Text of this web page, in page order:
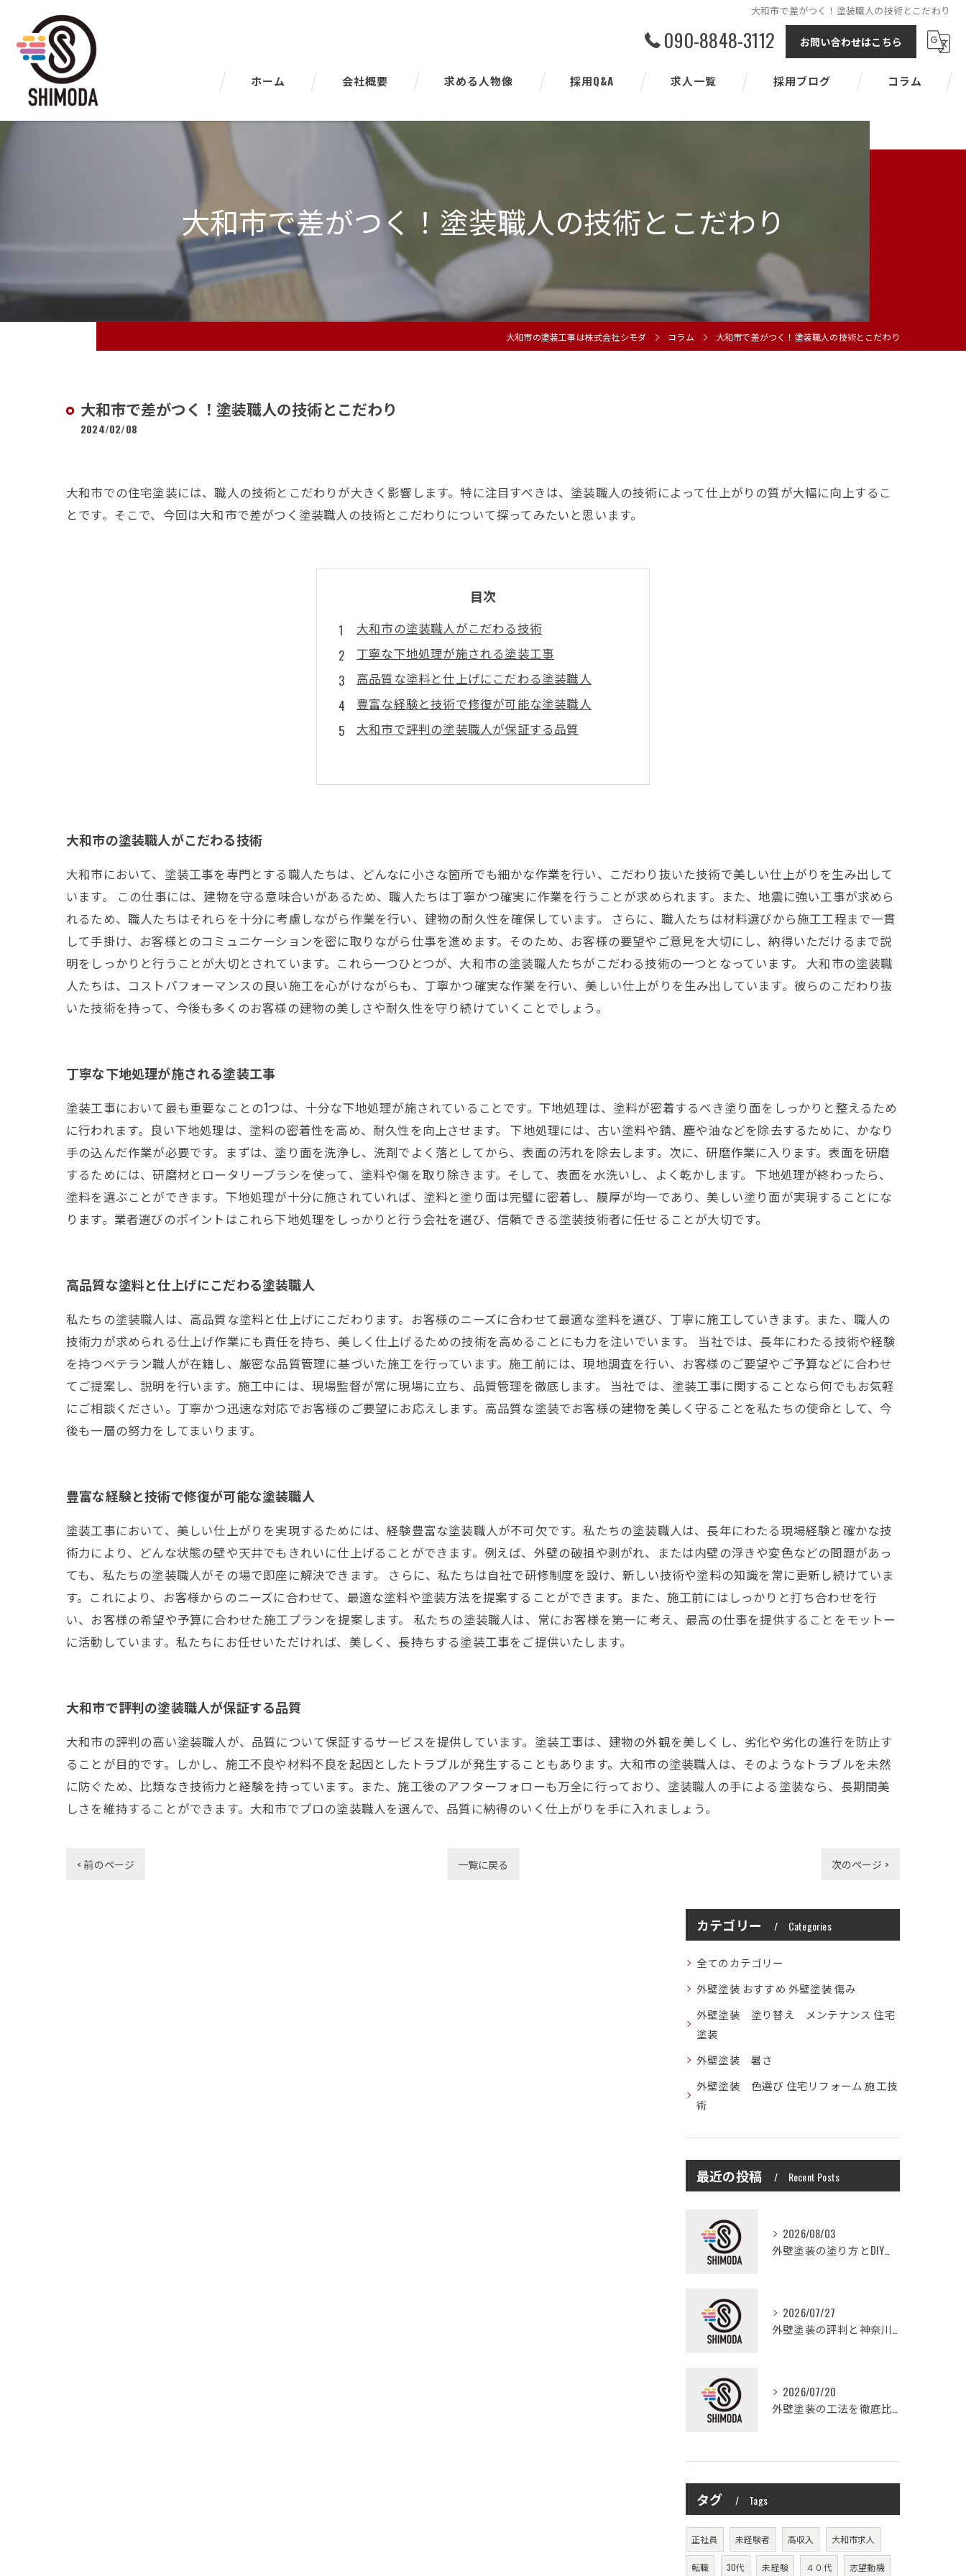
大和市で差がつく！塗装職人の技術とこだわり
090-8848-3112 お問い合わせはこちら
ホーム 会社概要
代表挨拶
求める人物像 採用Q&A 求人一覧 採用ブログ コラム
大和市で差がつく！塗装職人の技術とこだわり
大和市の塗装工事は株式会社シモダ コラム 大和市で差がつく！塗装職人の技術とこだわり
大和市で差がつく！塗装職人の技術とこだわり
2024/02/08
大和市での住宅塗装には、職人の技術とこだわりが大きく影響します。特に注目すべきは、塗装職人の技術によって仕上がりの質が大幅に向上するこ
とです。そこで、今回は大和市で差がつく塗装職人の技術とこだわりについて探ってみたいと思います。
目次
大和市の塗装職人がこだわる技術
丁寧な下地処理が施される塗装工事
高品質な塗料と仕上げにこだわる塗装職人
豊富な経験と技術で修復が可能な塗装職人
大和市で評判の塗装職人が保証する品質
大和市の塗装職人がこだわる技術
大和市において、塗装工事を専門とする職人たちは、どんなに小さな箇所でも細かな作業を行い、こだわり抜いた技術で美しい仕上がりを生み出して
います。 この仕事には、建物を守る意味合いがあるため、職人たちは丁寧かつ確実に作業を行うことが求められます。また、地震に強い工事が求めら
れるため、職人たちはそれらを十分に考慮しながら作業を行い、建物の耐久性を確保しています。 さらに、職人たちは材料選びから施工工程まで一貫
して手掛け、お客様とのコミュニケーションを密に取りながら仕事を進めます。そのため、お客様の要望やご意見を大切にし、納得いただけるまで説
明をしっかりと行うことが大切とされています。これら一つひとつが、大和市の塗装職人たちがこだわる技術の一つとなっています。 大和市の塗装職
人たちは、コストパフォーマンスの良い施工を心がけながらも、丁寧かつ確実な作業を行い、美しい仕上がりを生み出しています。彼らのこだわり抜
いた技術を持って、今後も多くのお客様の建物の美しさや耐久性を守り続けていくことでしょう。
丁寧な下地処理が施される塗装工事
塗装工事において最も重要なことの1つは、十分な下地処理が施されていることです。下地処理は、塗料が密着するべき塗り面をしっかりと整えるため
に行われます。良い下地処理は、塗料の密着性を高め、耐久性を向上させます。 下地処理には、古い塗料や錆、塵や油などを除去するために、かなり
手の込んだ作業が必要です。まずは、塗り面を洗浄し、洗剤でよく落としてから、表面の汚れを除去します。次に、研磨作業に入ります。表面を研磨
するためには、研磨材とロータリーブラシを使って、塗料や傷を取り除きます。そして、表面を水洗いし、よく乾かします。 下地処理が終わったら、
塗料を選ぶことができます。下地処理が十分に施されていれば、塗料と塗り面は完璧に密着し、膜厚が均一であり、美しい塗り面が実現することにな
ります。業者選びのポイントはこれら下地処理をしっかりと行う会社を選び、信頼できる塗装技術者に任せることが大切です。
高品質な塗料と仕上げにこだわる塗装職人
私たちの塗装職人は、高品質な塗料と仕上げにこだわります。お客様のニーズに合わせて最適な塗料を選び、丁寧に施工していきます。また、職人の
技術力が求められる仕上げ作業にも責任を持ち、美しく仕上げるための技術を高めることにも力を注いでいます。 当社では、長年にわたる技術や経験
を持つベテラン職人が在籍し、厳密な品質管理に基づいた施工を行っています。施工前には、現地調査を行い、お客様のご要望やご予算などに合わせ
てご提案し、説明を行います。施工中には、現場監督が常に現場に立ち、品質管理を徹底します。 当社では、塗装工事に関することなら何でもお気軽
にご相談ください。丁寧かつ迅速な対応でお客様のご要望にお応えします。高品質な塗装でお客様の建物を美しく守ることを私たちの使命として、今
後も一層の努力をしてまいります。
豊富な経験と技術で修復が可能な塗装職人
塗装工事において、美しい仕上がりを実現するためには、経験豊富な塗装職人が不可欠です。私たちの塗装職人は、長年にわたる現場経験と確かな技
術力により、どんな状態の壁や天井でもきれいに仕上げることができます。例えば、外壁の破損や剥がれ、または内壁の浮きや変色などの問題があっ
ても、私たちの塗装職人がその場で即座に解決できます。 さらに、私たちは自社で研修制度を設け、新しい技術や塗料の知識を常に更新し続けていま
す。これにより、お客様からのニーズに合わせて、最適な塗料や塗装方法を提案することができます。また、施工前にはしっかりと打ち合わせを行
い、お客様の希望や予算に合わせた施工プランを提案します。 私たちの塗装職人は、常にお客様を第一に考え、最高の仕事を提供することをモットー
に活動しています。私たちにお任せいただければ、美しく、長持ちする塗装工事をご提供いたします。
大和市で評判の塗装職人が保証する品質
大和市の評判の高い塗装職人が、品質について保証するサービスを提供しています。塗装工事は、建物の外観を美しくし、劣化や劣化の進行を防止す
ることが目的です。しかし、施工不良や材料不良を起因としたトラブルが発生することもあります。大和市の塗装職人は、そのようなトラブルを未然
に防ぐため、比類なき技術力と経験を持っています。また、施工後のアフターフォローも万全に行っており、塗装職人の手による塗装なら、長期間美
しさを維持することができます。大和市でプロの塗装職人を選んで、品質に納得のいく仕上がりを手に入れましょう。
< 前のページ 一覧に戻る 次のページ >
カテゴリー Categories
全てのカテゴリー
外壁塗装 おすすめ 外壁塗装 傷み
外壁塗装 塗り替え メンテナンス 住宅
塗装
外壁塗装 暑さ
外壁塗装 色選び 住宅リフォーム 施工技
術
最近の投稿 Recent Posts
2026/08/03
外壁塗装の塗り方とDIYで失敗しない基礎知識と作業手順
2026/07/27
外壁塗装の評判と神奈川県大和市愛甲郡愛川町で信頼できる業者選び徹底ガイド
2026/07/20
外壁塗装の工法を徹底比較して費用や仕上がり・耐久性を賢く選ぶ方法
タグ Tags
正社員 未経験者 高収入 大和市求人
転職 30代 未経験 ４０代 志望動機